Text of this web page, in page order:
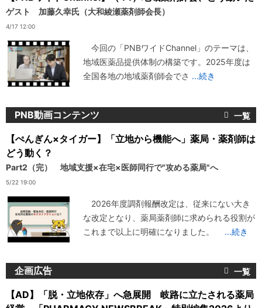
ゲスト 加藤久幸氏（大和綾瀬薬剤師会長）
4/17 12:00
今回の「PNBワイドChannel」のテーマは、
地域医薬品提供体制の構築です。2025年度は
全国各地の地域薬剤師会でさ ...続き
PNB動画コンテンツ
【ぺんぎん×タイガー】「立地から機能へ」薬局・薬剤師は
どう動く？
Part2（完） 地域支援×在宅×医師同行で"攻める薬局"へ
5/22 19:00
2026年度調剤報酬改定は、従来にない大き
な改定となり、薬局薬剤師に求められる役割が
これまで以上に明確になりました。
...続き
企画広告
【AD】「脱・立地依存」へ急展開 岐路に立たされる薬局